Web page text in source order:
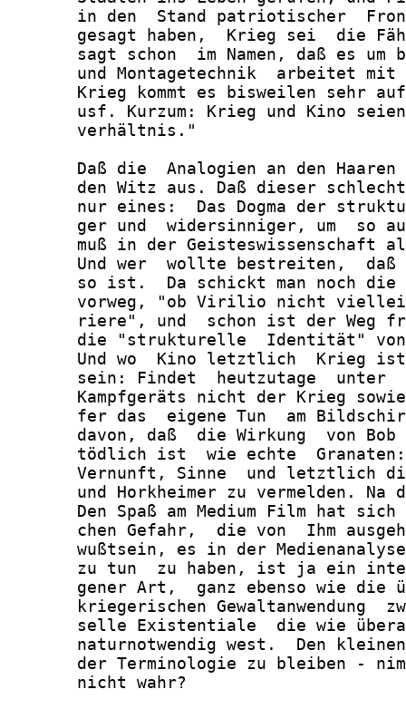
in den  Stand patriotischer
gesagt haben,  Krieg sei  die
sagt schon  im Namen, daß es um
und Montagetechnik  arbeitet
Krieg kommt es bisweilen sehr
usf. Kurzum: Krieg und Kino
       verhältnis."
Daß die  Analogien an den
den Witz aus. Daß dieser
nur eines:  Das Dogma der
ger und  widersinniger, um  so
muß in der Geisteswissenschaft
Und wer  wollte bestreiten,
so ist.  Da schickt man noch
vorweg, "ob Virilio nicht
riere", und  schon ist der Weg
die "strukturelle  Identität"
Und wo  Kino letztlich  Krieg
sein: Findet  heutzutage  unter
Kampfgeräts nicht der Krieg
fer das  eigene Tun  am
davon, daß  die Wirkung  von
tödlich ist  wie echte
Vernunft, Sinne  und letztlich
und Horkheimer zu vermelden. Na
Den Spaß am Medium Film hat
chen Gefahr,  die von  Ihm
wußtsein, es in der
zu tun  zu haben, ist ja ein
gener Art,  ganz ebenso wie die
kriegerischen Gewaltanwendung
selle Existentiale  die wie
naturnotwendig west.  Den
der Terminologie zu bleiben -
       nicht wahr?